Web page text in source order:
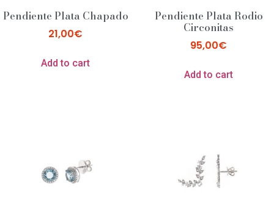
Pendiente Plata Chapado
21,00€
Add to cart
Pendiente Plata Rodio
Circonitas
95,00€
Add to cart